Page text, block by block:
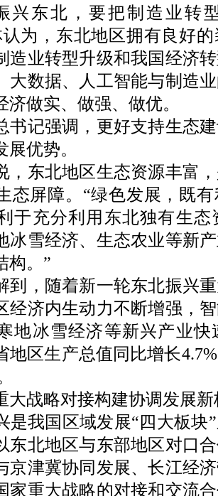
东北，要把制造业转
为，东北地区拥有良好
造业转型升级和我国经济
大数据、人工智能与制造
济做实、做强、做优。
记强调，更好支持生态建
优势。
东北地区生态资源丰富，
态屏障。“绿色发展，既
于充分利用东北独有生态
冰雪经济、生态农业等新
构。”
，随着新一轮东北振兴重
经济内生动力不断增强，
地冰雪经济等新兴产业
地区生产总值同比增长
战略对接构建协调发展新
我国区域发展“四大板块”
东北地区与东部地区对口
京津冀协同发展、长江经
家重大战略的对接和交流